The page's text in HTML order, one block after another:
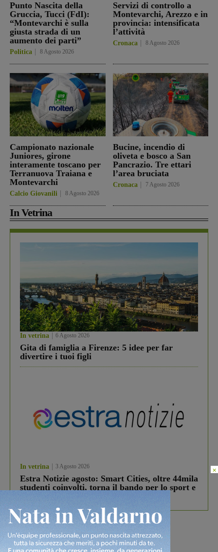
Punto Nascita della
Gruccia, Tucci (FdI):
“Montevarchi è sulla
giusta strada di un
aumento dei parti”
Politica 8 Agosto 2026
Servizi di controllo a
Montevarchi, Arezzo e in
provincia: intensificata
l’attività
Cronaca 8 Agosto 2026
Campionato nazionale
Juniores, girone
interamente toscano per
Terranuova Traiana e
Montevarchi
Calcio Giovanili 8 Agosto 2026
Bucine, incendio di
oliveta e bosco a San
Pancrazio. Tre ettari
l’area bruciata
Cronaca 7 Agosto 2026
In Vetrina
In vetrina 6 Agosto 2026
Gita di famiglia a Firenze: 5 idee per far
divertire i tuoi figli
In vetrina 3 Agosto 2026
Estra Notizie agosto: Smart Cities, oltre 44mila
studenti coinvolti, torna il bando per lo sport e
debutta il podcast Estrair
×